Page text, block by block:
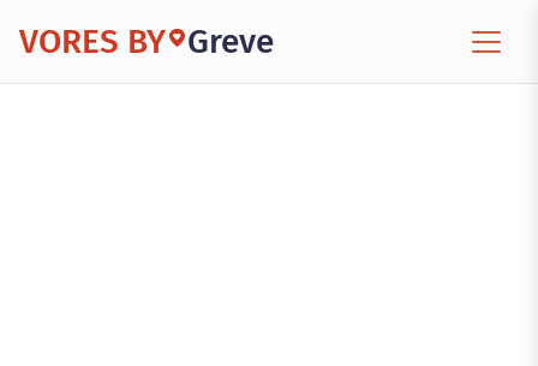
VORES BY Greve